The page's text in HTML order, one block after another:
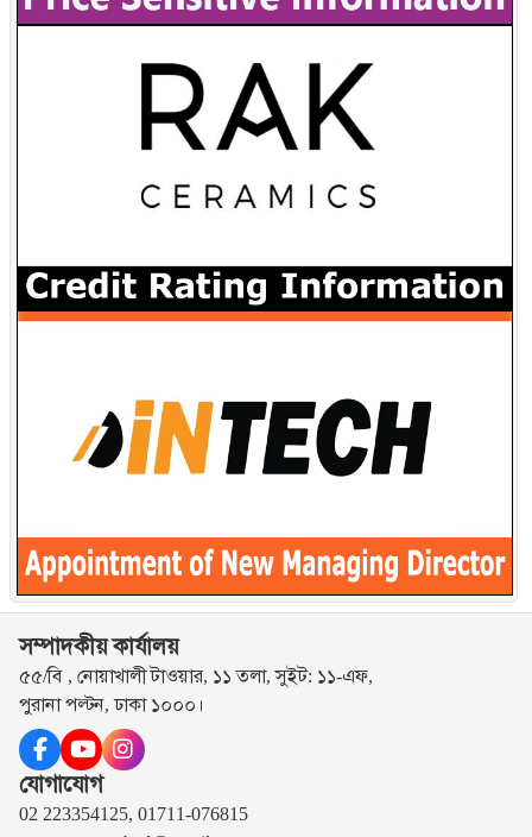
সম্পাদকীয় কার্যালয়
৫৫/বি , নোয়াখালী টাওয়ার, ১১ তলা, সুইট: ১১-এফ,
পুরানা পল্টন, ঢাকা ১০০০।
যোগাযোগ
02 223354125, 01711-076815